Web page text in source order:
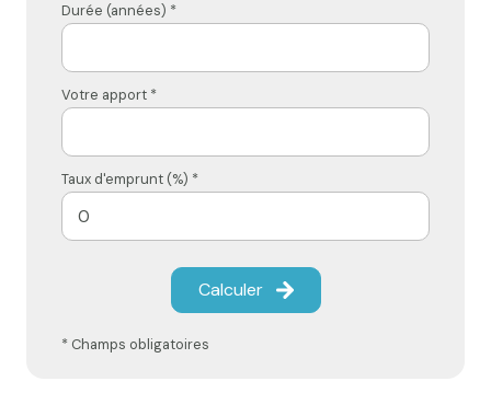
Durée (années) *
Votre apport *
Taux d'emprunt (%) *
Calculer
* Champs obligatoires